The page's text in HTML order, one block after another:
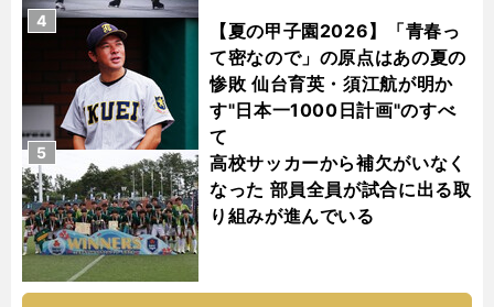
【夏の甲子園2026】「青春っ
て密なので」の原点はあの夏の
惨敗 仙台育英・須江航が明か
す"日本一1000日計画"のすべ
て
4
高校サッカーから補欠がいなく
なった 部員全員が試合に出る取
り組みが進んでいる
5